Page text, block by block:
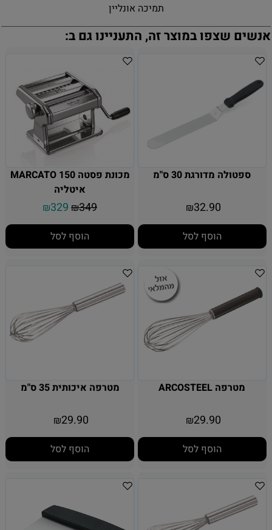
תמיכה אונליין
אנשים שצפו במוצר זה, התעניינו גם ב:
ספטולה מדורגת 30 ס"מ
₪32.90
הוסף לסל
מכונת פסטה MARCATO 150
איטליה
₪349
₪329
הוסף לסל
מטרפה ARCOSTEEL
₪29.90
הוסף לסל
מטרפה איכותית 35 ס"מ
₪29.90
הוסף לסל